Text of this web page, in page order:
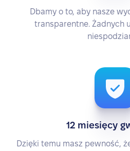
Dbamy o to, aby nasze
transparentne. Żadnych
12 miesięcy
Dzięki temu masz pewność,